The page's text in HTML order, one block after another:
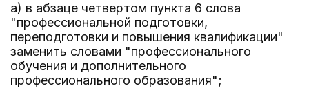
а) в абзаце четвертом пункта 6 слова
"профессиональной подготовки,
переподготовки и повышения квалификации"
заменить словами "профессионального
обучения и дополнительного
профессионального образования";